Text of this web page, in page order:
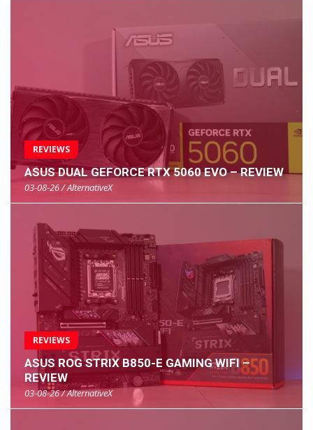
REVIEWS
ASUS DUAL GEFORCE RTX 5060 EVO – REVIEW
03-08-26 / AlternativeX
REVIEWS
ASUS ROG STRIX B850-E GAMING WIFI –
REVIEW
03-08-26 / AlternativeX